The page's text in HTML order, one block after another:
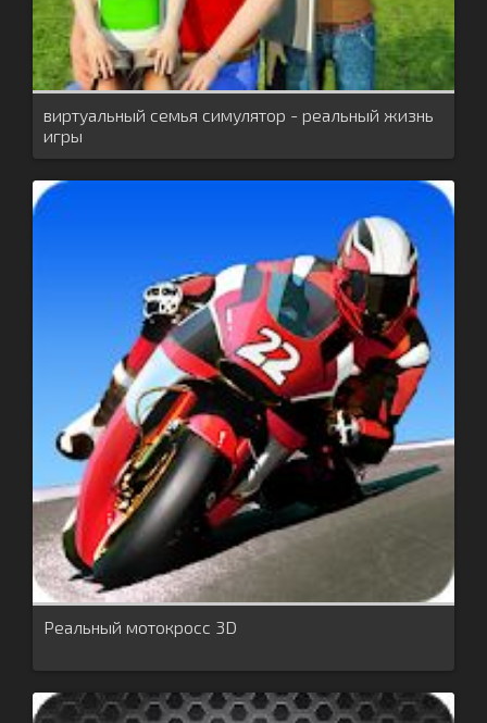
виртуальный семья симулятор - реальный жизнь
игры
Реальный мотокросс 3D